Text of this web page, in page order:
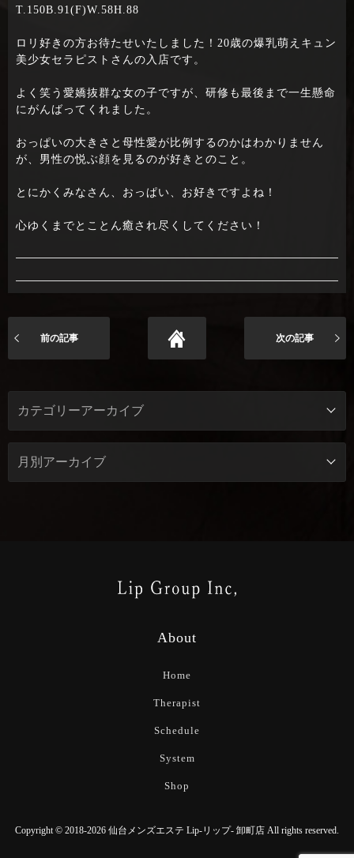
T.150B.91(F)W.58H.88
ロリ好きの方お待たせいたしました！20歳の爆乳萌えキュン
美少女セラピストさんの入店です。
よく笑う愛嬌抜群な女の子ですが、研修も最後まで一生懸命
にがんばってくれました。
おっぱいの大きさと母性愛が比例するのかはわかりません
が、男性の悦ぶ顔を見るのが好きとのこと。
とにかくみなさん、おっぱい、お好きですよね！
心ゆくまでとことん癒され尽くしてください！
前の記事 次の記事
About
Home
Therapist
Schedule
System
Shop
Copyright © 2018-2026 仙台メンズエステ Lip-リップ- 卸町店 All rights reserved.